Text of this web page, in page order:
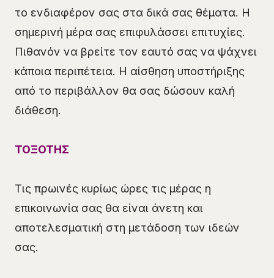
το ενδιαφέρον σας στα δικά σας θέματα. Η
σημερινή μέρα σας επιφυλάσσει επιτυχίες.
Πιθανόν να βρείτε τον εαυτό σας να ψάχνει
κάποια περιπέτεια. Η αίσθηση υποστήριξης
από το περιβάλλον θα σας δώσουν καλή
διάθεση.
ΤΟΞΟΤΗΣ
Τις πρωινές κυρίως ώρες τις μέρας η
επικοινωνία σας θα είναι άνετη και
αποτελεσματική στη μετάδοση των ιδεών
σας.